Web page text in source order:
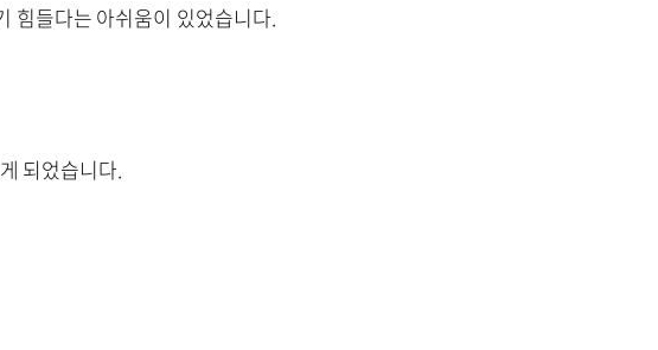
힘들다는 아쉬움이 있었습니다.
되었습니다.